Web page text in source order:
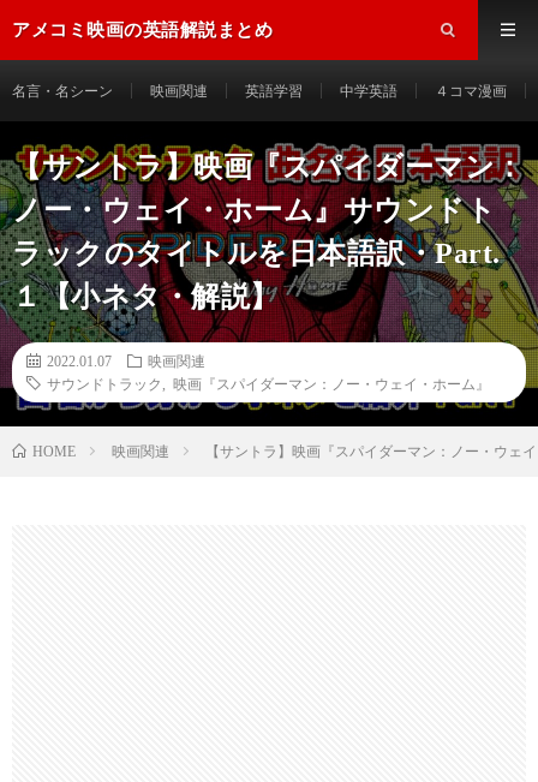
アメコミ映画の英語解説まとめ
名言・名シーン 映画関連 英語学習 中学英語 ４コマ漫画
【サントラ】映画『スパイダーマン：
ノー・ウェイ・ホーム』サウンドト
ラックのタイトルを日本語訳・Part.
１【小ネタ・解説】
2022.01.07
映画関連
サウンドトラック
映画『スパイダーマン：ノー・ウェイ・ホーム』
HOME 映画関連 【サントラ】映画『スパイダーマン：ノー・ウェ